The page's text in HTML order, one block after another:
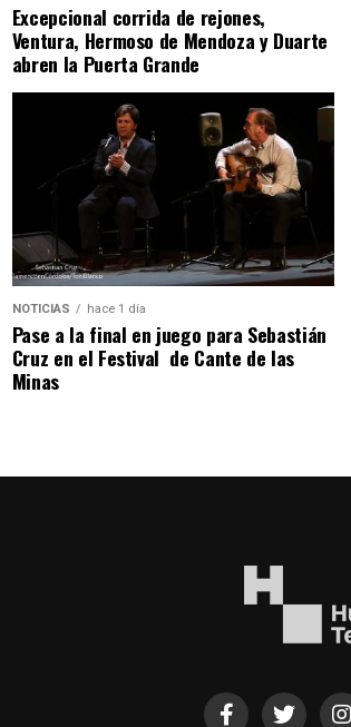
Excepcional corrida de rejones,
Ventura, Hermoso de Mendoza y Duarte
abren la Puerta Grande
NOTICIAS hace 1 día
Pase a la final en juego para Sebastián
Cruz en el Festival de Cante de las
Minas